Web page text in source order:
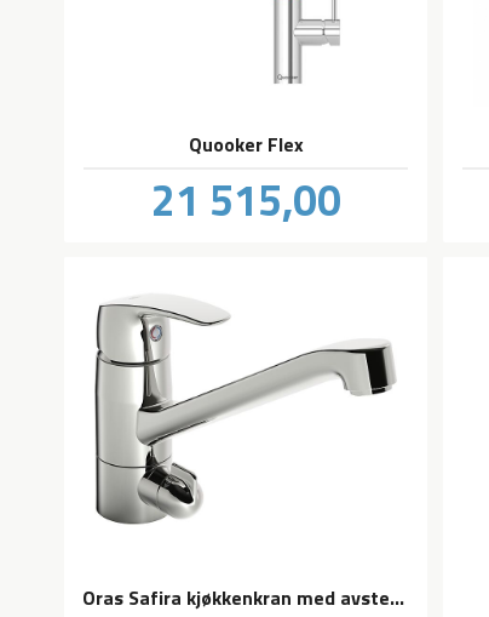
Quooker Flex
Pris
21 515,00mva.
Oras Safira kjøkkenkran med avstenging til oppvaskmaskin